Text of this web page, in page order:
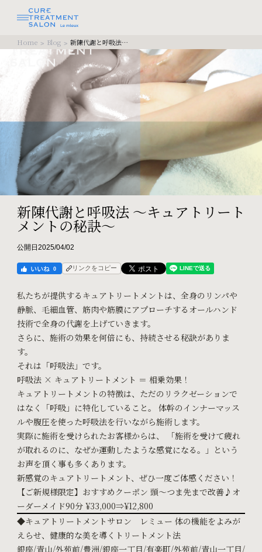
Home > Blog > 新陳代謝と呼吸法 〜キュアトリートメントの秘訣〜
新陳代謝と呼吸法 〜キュアトリート
メントの秘訣〜
公開日2025/04/02
0 リンクをコピー
私たちが提供するキュアトリートメントは、全身のリンパや
静脈、毛細血管、筋肉や筋膜にアプローチするオールハンド
技術で全身の代謝を上げていきます。
さらに、施術の効果を何倍にも、持続させる秘訣がありま
す。
それは「呼吸法」です。
呼吸法 × キュアトリートメント ＝ 相乗効果！
キュアトリートメントの特徴は、ただのリラクゼーションで
はなく「呼吸」に特化していること。
体幹のインナーマッス
ルや腹圧を使った呼吸法を行いながら施術します。
実際に施術を受けられたお客様からは、
「施術を受けて疲れ
が取れるのに、なぜか運動したような感覚になる。」という
お声を頂く事も多くあります。
新感覚のキュアトリートメント、ぜひ一度ご体感ください！
【ご新規様限定】おすすめクーポン 頭～つま先まで改善♪オ
ーダーメイド90分 ¥33,000⇒¥12,800
◆キュアトリートメントサロン レミュー 体の機能をよみが
えらせ、健康的な美を導くトリートメント法
銀座/青山/外苑前/豊洲/銀座一丁目/有楽町/外苑前/青山一丁目/